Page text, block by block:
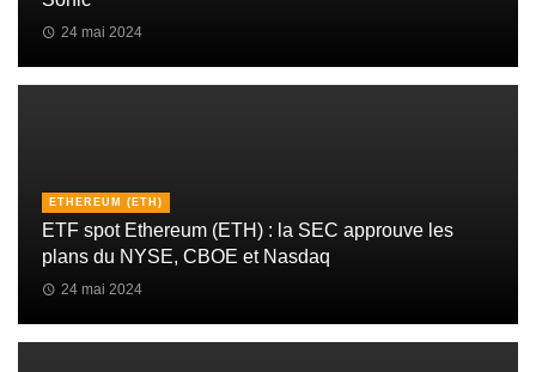
24 mai 2024
ETHEREUM (ETH)
ETF spot Ethereum (ETH) : la SEC approuve les
plans du NYSE, CBOE et Nasdaq
24 mai 2024